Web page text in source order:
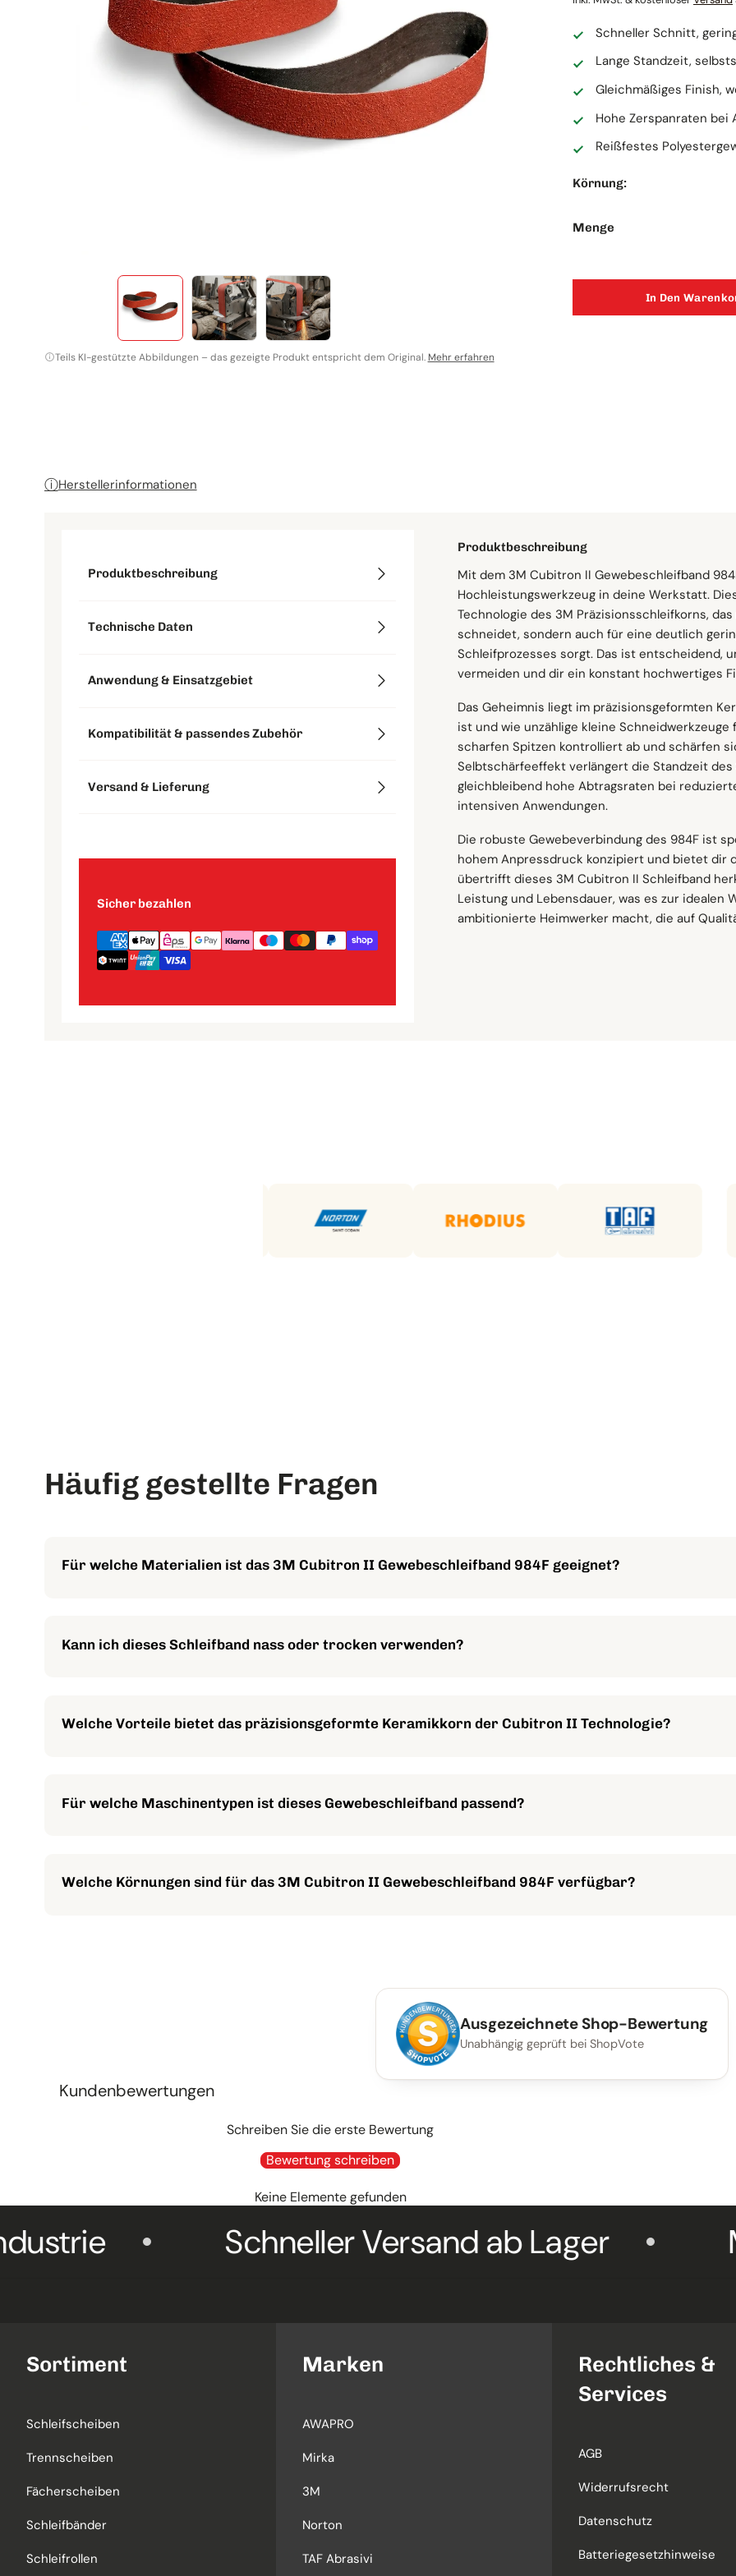
Klettscheiben
TAF Abrasivi
Teils KI-gestützte Abbildungen – das gezeigte Produkt entspricht dem Original. Mehr erfahren
Schneller Schnitt,
Lange Standzeit,
Gleichmäßiges Finish,
Hohe Zerspanraten bei
Reißfestes
Körnung:
Menge
In Den
ⓘHerstellerinformationen
Produktbeschreibung
Technische Daten
Anwendung & Einsatzgebiet
Kompatibilität & passendes Zubehör
Versand & Lieferung
Sicher bezahlen
Produktbeschreibung
Mit dem 3M Cubitron II Gewebeschleifband
Hochleistungswerkzeug in deine Werkstatt.
Technologie des 3M Präzisionsschleifkorns,
schneidet, sondern auch für eine deutlich
Schleifprozesses sorgt. Das ist entscheidend,
vermeiden und dir ein konstant hochwertiges
Das Geheimnis liegt im präzisionsgeformten
ist und wie unzählige kleine
scharfen Spitzen kontrolliert ab und schärfen
Selbtschärfeeffekt verlängert die Standzeit
gleichbleibend hohe Abtragsraten bei
intensiven Anwendungen.
Die robuste Gewebeverbindung des 984F ist
hohem Anpressdruck konzipiert und bietet dir
übertrifft dieses 3M Cubitron II Schleifband
Leistung und Lebensdauer, was es zur idealen
ambitionierte Heimwerker macht, die auf
Abmessungen
Breite: 30 mm
Länge: 1700 mm
Korn & Material
Körnung: 36–180
Kornart: Präzisionsgeformte Keramik
Trägermaterial: Sehr reißfestes
Bindung: Harz
Eigenschaften
Flex-Typ: Single-Flex
Trägergewicht: YF-Gewicht
Wofür du es einsetzt
Reinige, schleife und bearbeite
sich hervorragend für Anwendungen wie die
die Planbearbeitung von Werkstücken.
Geeignete Materialien
Setze es auf einer breiten Palette von
Aluminium, Titanlegierungen, Nickellegierungen,
Du erzielst auf diesen Werkstoffen stets
Ideal für hohe Zerspanung
Dieses Schleifband ist speziell für Aufgaben
konzipiert, bei denen du eine hohe
überhitzt.
Passende Maschinen
Du kannst dieses vielseitige
Bandschleifmaschinen einsetzen, darunter
druckunterstützte Schleifböcke, Rund- und
Schneller Versand ab eigenem Lager
Lieferzeit
Versandkosten
Sendungsverfolgung
Geschäftskunden & Großmengen
service@awa-pro.de
Häufig gestellte Fragen
Für welche Materialien ist das 3M Cubitron II Gewebeschleifband 984F geeignet?
kann auch für Holz, Kunststoffe, Glas, Keramik und Verbundwerkstoffe verwendet werden.
Kann ich dieses Schleifband nass oder trocken verwenden?
Anwendungen bietet.
Welche Vorteile bietet das präzisionsgeformte Keramikkorn der Cubitron II Technologie?
Standzeit, schnellen Schnitt, geringere Wärmeentwicklung und gleichmäßige Finish-Ergebnisse ermöglicht.
Für welche Maschinentypen ist dieses Gewebeschleifband passend?
Rundschleifer und Feilenbandmaschinen.
Welche Körnungen sind für das 3M Cubitron II Gewebeschleifband 984F verfügbar?
Ausgezeichnete Shop-Bewertung
Unabhängig geprüft bei ShopVote
Kundenbewertungen
Schreiben Sie die erste Bewertung
Bewertung schreiben
Keine Elemente gefunden
Schneller Versand ab Lager
Sortiment
Schleifscheiben
Trennscheiben
Fächerscheiben
Schleifbänder
Schleifrollen
Marken
AWAPRO
Mirka
3M
Norton
TAF Abrasivi
Rechtliches &
Services
AGB
Widerrufsrecht
Datenschutz
Batteriegesetzhinweise
3M
14,49 €
Inkl.